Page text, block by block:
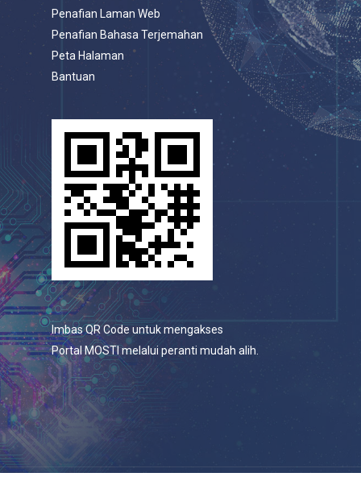
Penafian Laman Web
Penafian Bahasa Terjemahan
Peta Halaman
Bantuan
Imbas QR Code untuk mengakses
Portal MOSTI melalui peranti mudah alih.